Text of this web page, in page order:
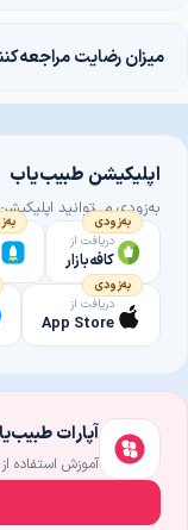
میزان رضایت
اپلیکیشن طبیب‌یاب
به‌زودی می‌توانید
به‌زودی
دریافت از
کافه‌بازار
به‌زودی
دریافت از
App Store
آپارات
آموزش استفاده